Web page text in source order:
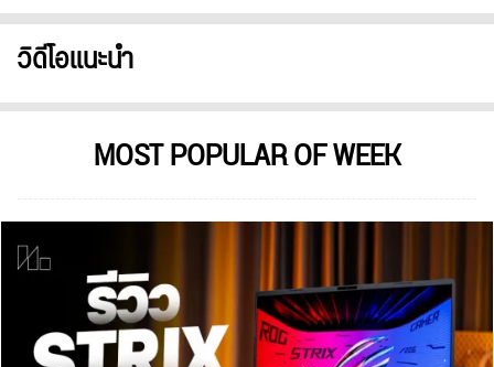
วิดีโอแนะนำ
MOST POPULAR OF WEEK